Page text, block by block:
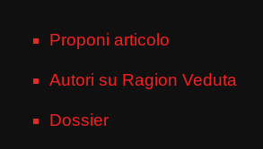
Proponi articolo
Autori su Ragion Veduta
Dossier